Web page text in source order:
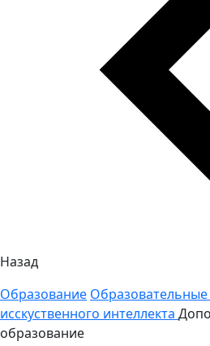
Назад
Образование
исскуственного интеллекта
образование